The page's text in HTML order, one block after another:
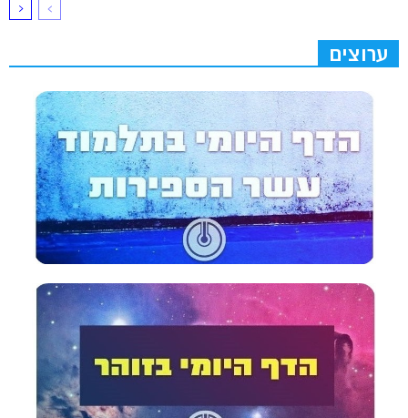
ערוצים